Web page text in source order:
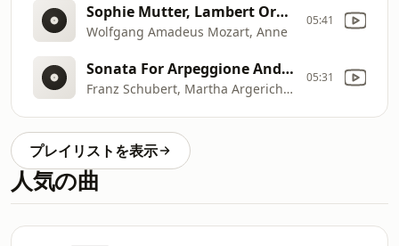
Sophie Mutter, Lambert Orkis
Wolfgang Amadeus Mozart, Anne
05:41
Sonata For Arpeggione And Piano In A Minor, D.821: 1. Allegro moderato
Franz Schubert, Martha Argerich, Mischa Maisky
05:31
プレイリストを表示
人気の曲